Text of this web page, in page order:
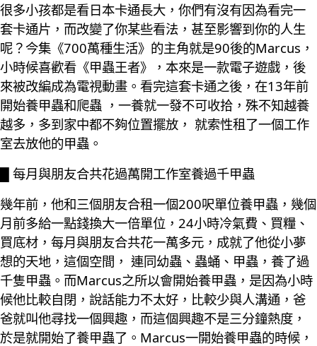
很多小孩都是看日本卡通長大，你們有沒有因為看完一
套卡通片，而改變了你某些看法，甚至影響到你的人生
呢？今集《700萬種生活》的主角就是90後的Marcus，
小時候喜歡看《甲蟲王者》，本來是一款電子遊戲，後
來被改編成為電視動畫。看完這套卡通之後，在13年前
開始養甲蟲和爬蟲 ，一養就一發不可收拾，殊不知越養
越多，多到家中都不夠位置擺放， 就索性租了一個工作
室去放他的甲蟲。
█ 每月與朋友合共花過萬開工作室養過千甲蟲
幾年前，他和三個朋友合租一個200呎單位養甲蟲，幾個
月前多給一點錢換大一倍單位，24小時冷氣費、買糧、
買底材，每月與朋友合共花一萬多元，成就了他從小夢
想的天地，這個空間， 連同幼蟲、蟲蛹、甲蟲，養了過
千隻甲蟲。而Marcus之所以會開始養甲蟲，是因為小時
候他比較自閉，說話能力不太好，比較少與人溝通，爸
爸就叫他尋找一個興趣，而這個興趣不是三分鐘熱度，
於是就開始了養甲蟲了。Marcus一開始養甲蟲的時候，